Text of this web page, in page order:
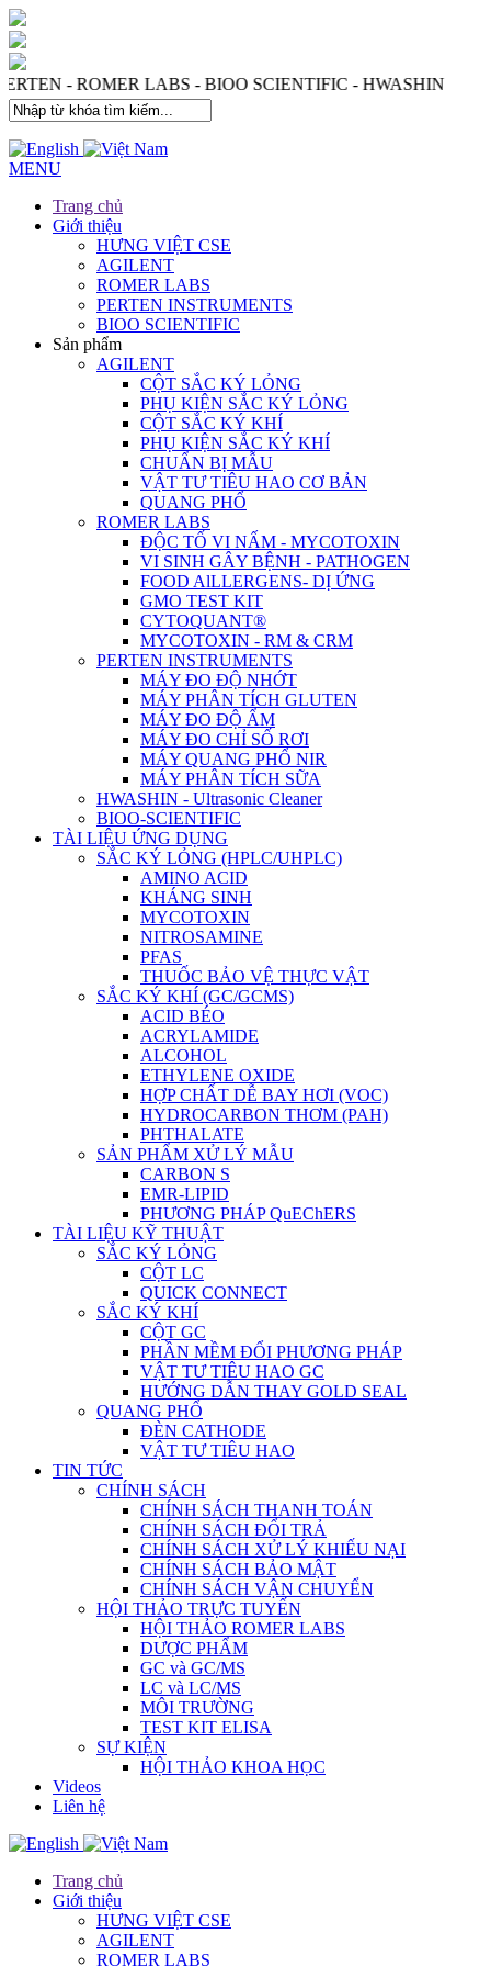
- ROMER LABS - BIOO SCIENTIFIC - HWASHIN
MENU
Trang chủ
Giới thiệu
HƯNG VIỆT CSE
AGILENT
ROMER LABS
PERTEN INSTRUMENTS
BIOO SCIENTIFIC
Sản phẩm
AGILENT
CỘT SẮC KÝ LỎNG
PHỤ KIỆN SẮC KÝ LỎNG
CỘT SẮC KÝ KHÍ
PHỤ KIỆN SẮC KÝ KHÍ
CHUẨN BỊ MẪU
VẬT TƯ TIÊU HAO CƠ BẢN
QUANG PHỔ
ROMER LABS
ĐỘC TỐ VI NẤM - MYCOTOXIN
VI SINH GÂY BỆNH - PATHOGEN
FOOD AlLLERGENS- DỊ ỨNG
GMO TEST KIT
CYTOQUANT®
MYCOTOXIN - RM & CRM
PERTEN INSTRUMENTS
MÁY ĐO ĐỘ NHỚT
MÁY PHÂN TÍCH GLUTEN
MÁY ĐO ĐỘ ẨM
MÁY ĐO CHỈ SỐ RƠI
MÁY QUANG PHỔ NIR
MÁY PHÂN TÍCH SỮA
HWASHIN - Ultrasonic Cleaner
BIOO-SCIENTIFIC
TÀI LIỆU ỨNG DỤNG
SẮC KÝ LỎNG (HPLC/UHPLC)
AMINO ACID
KHÁNG SINH
MYCOTOXIN
NITROSAMINE
PFAS
THUỐC BẢO VỆ THỰC VẬT
SẮC KÝ KHÍ (GC/GCMS)
ACID BÉO
ACRYLAMIDE
ALCOHOL
ETHYLENE OXIDE
HỢP CHẤT DỄ BAY HƠI (VOC)
HYDROCARBON THƠM (PAH)
PHTHALATE
SẢN PHẨM XỬ LÝ MẪU
CARBON S
EMR-LIPID
PHƯƠNG PHÁP QuEChERS
TÀI LIỆU KỸ THUẬT
SẮC KÝ LỎNG
CỘT LC
QUICK CONNECT
SẮC KÝ KHÍ
CỘT GC
PHẦN MỀM ĐỔI PHƯƠNG PHÁP
VẬT TƯ TIÊU HAO GC
HƯỚNG DẪN THAY GOLD SEAL
QUANG PHỔ
ĐÈN CATHODE
VẬT TƯ TIÊU HAO
TIN TỨC
CHÍNH SÁCH
CHÍNH SÁCH THANH TOÁN
CHÍNH SÁCH ĐỔI TRẢ
CHÍNH SÁCH XỬ LÝ KHIẾU NẠI
CHÍNH SÁCH BẢO MẬT
CHÍNH SÁCH VẬN CHUYỂN
HỘI THẢO TRỰC TUYẾN
HỘI THẢO ROMER LABS
DƯỢC PHẨM
GC và GC/MS
LC và LC/MS
MÔI TRƯỜNG
TEST KIT ELISA
SỰ KIỆN
HỘI THẢO KHOA HỌC
Videos
Liên hệ
Trang chủ
Giới thiệu
HƯNG VIỆT CSE
AGILENT
ROMER LABS